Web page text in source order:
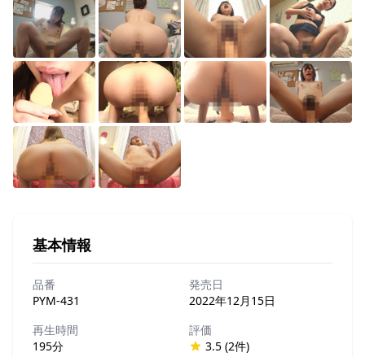
基本情報
品番
PYM-431
発売日
2022年12月15日
再生時間
195分
評価
3.5 (2件)